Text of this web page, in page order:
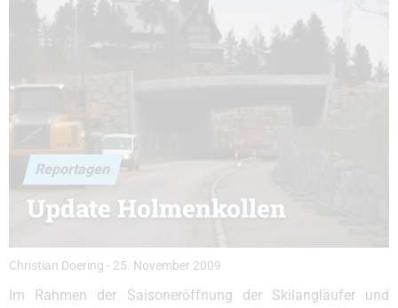
Reportagen
Update Holmenkollen
Christian Doering - 25. November 2009
Im Rahmen der Saisoneröffnung der Skilangläufer und